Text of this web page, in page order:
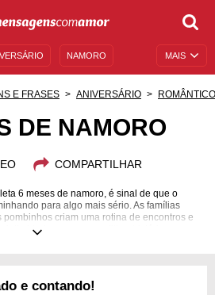
MAIS
NAMORO
E FRASES ANIVERSÁRIO ROMÂNTICO
DE NAMORO
COMPARTILHAR
6 meses de namoro, é sinal de que o
para algo mais sério. As famílias
pombinhos criam uma rotina de encontros e
intimidade para compartilhar histórias,
com você. Comemore o aniversário de 6
e contando!